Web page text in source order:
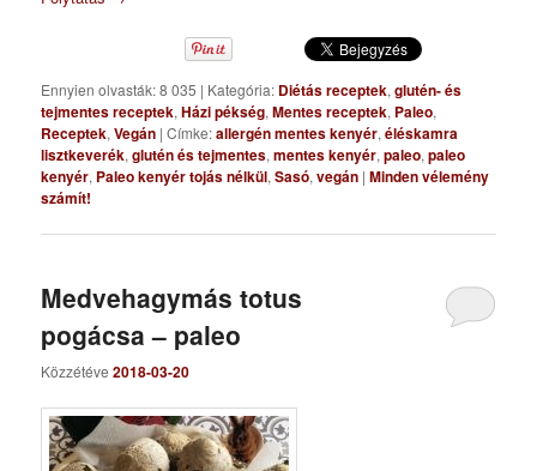
Ennyien olvasták: 8 035 | Kategória: Diétás receptek,glutén- és
tejmentes receptek,Házi pékség,Mentes receptek, Paleo,
Receptek,Vegán |Címke:allergén mentes kenyér,éléskamra
lisztkeverék,glutén és tejmentes,mentes kenyér,paleo,paleo
kenyér, Paleo kenyér tojás nélkül,Sasó,vegán |Minden vélemény
számít!
Medvehagymás totus
pogácsa – paleo
Közzétéve2018-03-20